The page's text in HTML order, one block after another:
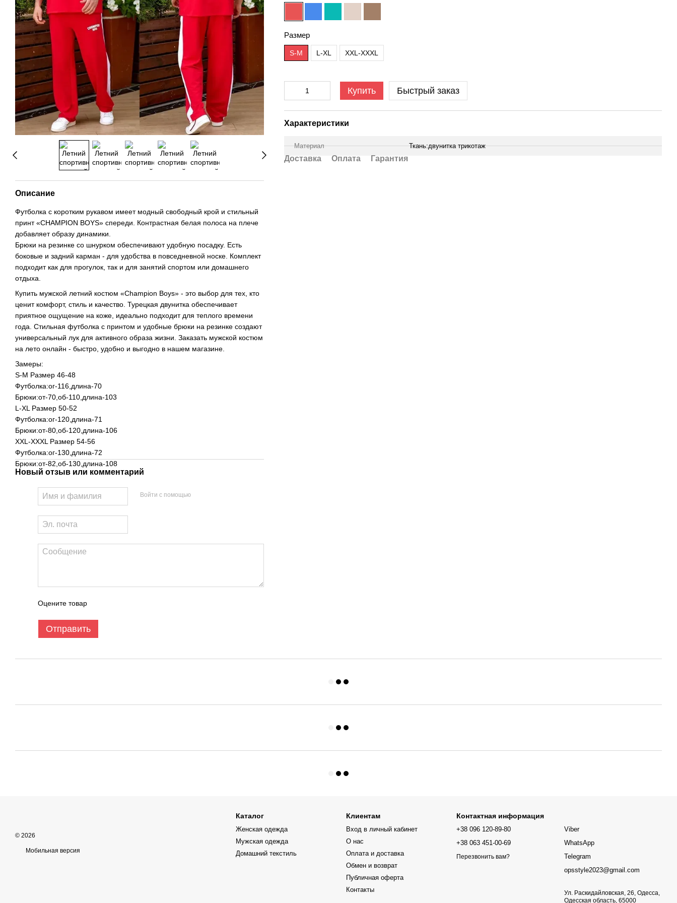
Описание
Футболка с коротким рукавом имеет модный свободный крой и стильный
принт «CHAMPION BOYS» спереди. Контрастная белая полоса на плече
добавляет образу динамики.
Брюки на резинке со шнурком обеспечивают удобную посадку. Есть
боковые и задний карман - для удобства в повседневной носке. Комплект
подходит как для прогулок, так и для занятий спортом или домашнего
отдыха.
Купить мужской летний костюм «Champion Boys» - это выбор для тех, кто
ценит комфорт, стиль и качество. Турецкая двунитка обеспечивает
приятное ощущение на коже, идеально подходит для теплого времени
года. Стильная футболка с принтом и удобные брюки на резинке создают
универсальный лук для активного образа жизни. Заказать мужской костюм
на лето онлайн - быстро, удобно и выгодно в нашем магазине.
Замеры:
S-M Размер 46-48
Футболка:ог-116,длина-70
Брюки:от-70,об-110,длина-103
L-XL Размер 50-52
Футболка:ог-120,длина-71
Брюки:от-80,об-120,длина-106
XXL-XXXL Размер 54-56
Футболка:ог-130,длина-72
Брюки:от-82,об-130,длина-108
Новый отзыв или комментарий
Войти с помощью
Оцените товар
Отправить
Размер
S-M L-XL XXL-XXXL
Купить Быстрый заказ
Характеристики
Материал Ткань:двунитка трикотаж
Доставка Оплата Гарантия
© 2026
Мобильная версия
Каталог
Женская одежда
Мужская одежда
Домашний текстиль
Клиентам
Вход в личный кабинет
О нас
Оплата и доставка
Обмен и возврат
Публичная оферта
Контакты
Контактная информация
+38 096 120-89-80
+38 063 451-00-69
Перезвонить вам?
Viber
WhatsApp
Telegram
opsstyle2023@gmail.com
Ул. Раскидайловская, 26, Одесса,
Одесская область, 65000